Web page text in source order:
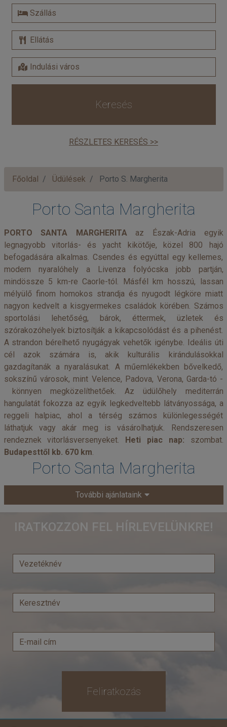
Keresés
RÉSZLETES KERESÉS >>
Főoldal Üdülések Porto S. Margherita
Porto Santa Margherita
PORTO SANTA MARGHERITA az Észak-Adria egyik
legnagyobb vitorlás- és yacht kikötője, közel 800 hajó
befogadására alkalmas. Csendes és egyúttal egy kellemes,
modern nyaralóhely a Livenza folyócska jobb partján,
mindössze 5 km-re Caorle-tól. Másfél km hosszú, lassan
mélyülő finom homokos strandja és nyugodt légköre miatt
nagyon kedvelt a kisgyermekes családok körében. Számos
sportolási lehetőség, bárok, éttermek, üzletek és
szórakozóhelyek biztosítják a kikapcsolódást és a pihenést.
A strandon bérelhető nyugágyak vehetők igénybe. Ideális úti
cél azok számára is, akik kulturális kirándulásokkal
gazdagítanák a nyaralásukat. A műemlékekben bővelkedő,
sokszínű városok, mint Velence, Padova, Verona, Garda-tó -
könnyen megközelíthetőek. Az üdülőhely mediterrán
hangulatát fokozza az egyik legkedveltebb látványossága, a
reggeli halpiac, ahol a térség számos különlegességét
láthatjuk vagy akár meg is vásárolhatjuk. Rendszeresen
rendeznek vitorlásversenyeket. Heti piac nap: szombat.
Budapesttől kb. 670 km
Porto Santa Margherita
További ajánlataink
IRATKOZZON FEL HÍRLEVELÜNKRE!
Feliratkozás